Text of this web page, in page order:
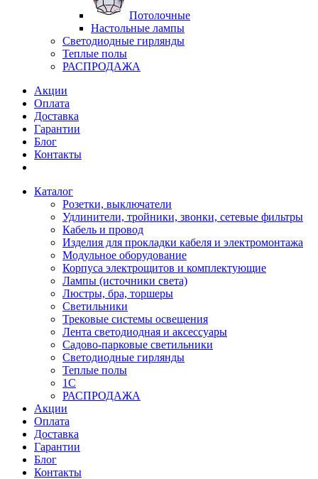
Потолочные
Настольные лампы
Светодиодные гирлянды
Теплые полы
РАСПРОДАЖА
Акции
Оплата
Доставка
Гарантии
Блог
Контакты
Каталог
Розетки, выключатели
Удлинители, тройники, звонки, сетевые фильтры
Кабель и провод
Изделия для прокладки кабеля и электромонтажа
Модульное оборудование
Корпуса электрощитов и комплектующие
Лампы (источники света)
Люстры, бра, торшеры
Светильники
Трековые системы освещения
Лента светодиодная и аксессуары
Садово-парковые светильники
Светодиодные гирлянды
Теплые полы
1С
РАСПРОДАЖА
Акции
Оплата
Доставка
Гарантии
Блог
Контакты